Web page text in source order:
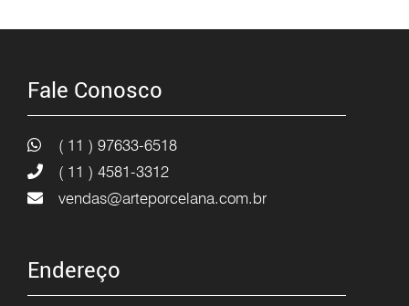
Fale Conosco
( 11 ) 97633-6518
( 11 ) 4581-3312
vendas@arteporcelana.com.br
Endereço